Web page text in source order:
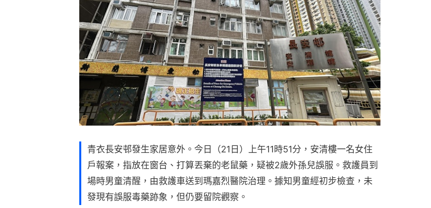
青衣長安邨發生家居意外。今日（21日）上午11時51分，安清樓一名女住
戶報案，指放在窗台、打算丟棄的老鼠藥，疑被2歲外孫兒誤服。救護員到
場時男童清醒，由救護車送到瑪嘉烈醫院治理。據知男童經初步檢查，未
發現有誤服毒藥跡象，但仍要留院觀察。